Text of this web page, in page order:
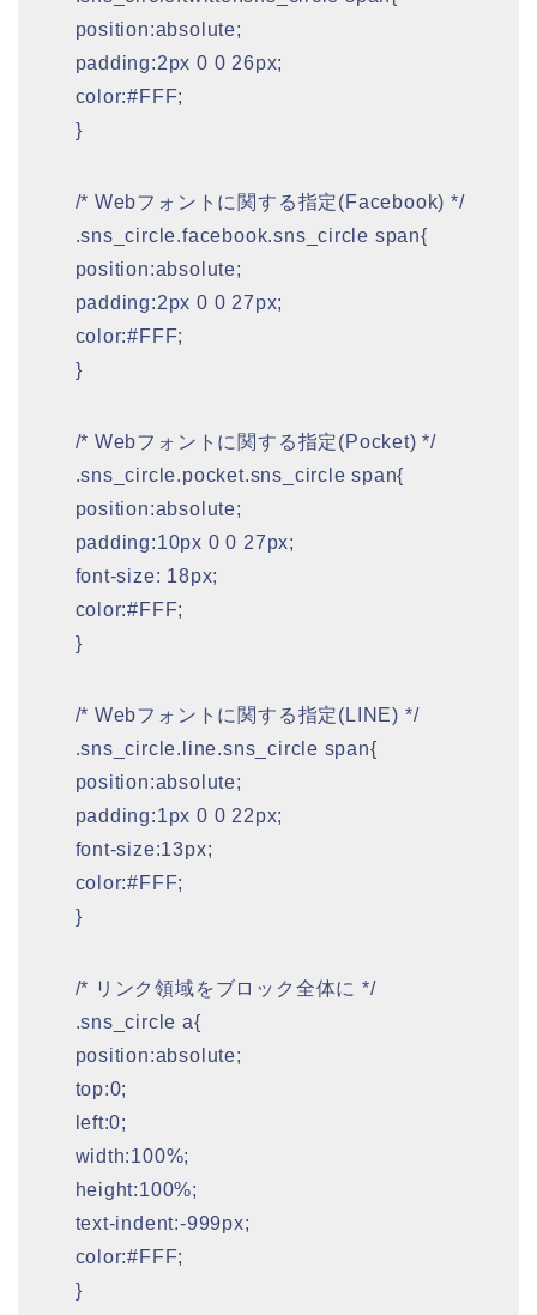
position:absolute;
padding:2px 0 0 26px;
color:#FFF;
}
/* Webフォントに関する指定(Facebook) */
.sns_circle.facebook.sns_circle span{
position:absolute;
padding:2px 0 0 27px;
color:#FFF;
}
/* Webフォントに関する指定(Pocket) */
.sns_circle.pocket.sns_circle span{
position:absolute;
padding:10px 0 0 27px;
font-size: 18px;
color:#FFF;
}
/* Webフォントに関する指定(LINE) */
.sns_circle.line.sns_circle span{
position:absolute;
padding:1px 0 0 22px;
font-size:13px;
color:#FFF;
}
/* リンク領域をブロック全体に */
.sns_circle a{
position:absolute;
top:0;
left:0;
width:100%;
height:100%;
text-indent:-999px;
color:#FFF;
}